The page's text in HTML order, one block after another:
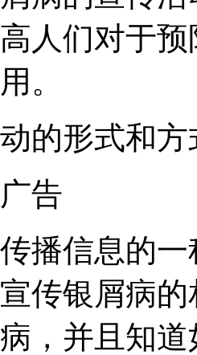
人们对于
。
的形式和方
告
播信息的
传银屑病
，并且知